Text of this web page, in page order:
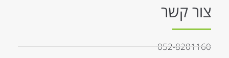
צור קשר
052-8201160